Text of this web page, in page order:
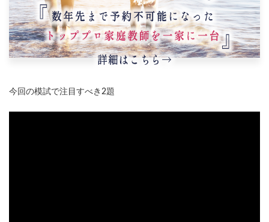
今回の模試で注目すべき2題